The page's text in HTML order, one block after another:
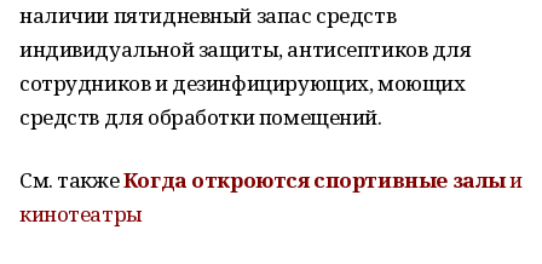
наличии пятидневный запас средств
индивидуальной защиты, антисептиков для
сотрудников и дезинфицирующих, моющих
средств для обработки помещений.
См. такжеКогда откроютсяспортивные залыи
кинотеатры